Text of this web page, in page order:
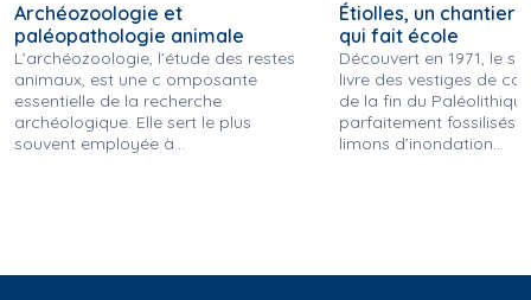
Archéozoologie et
paléopathologie animale
L’archéozoologie, l’étude des restes
animaux, est une c omposante
essentielle de la recherche
archéologique. Elle sert le plus
souvent employée à...
Étiolles, un chantier
qui fait école
Découvert en 1971, le
livre des vestiges de
de la fin du Paléolithique
parfaitement fossilisés
limons d’inondation...